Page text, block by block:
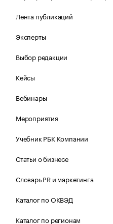
Лента публикаций
Эксперты
Выбор редакции
Кейсы
Вебинары
Мероприятия
Учебник РБК Компании
Статьи о бизнесе
Словарь PR и маркетинга
Каталог по ОКВЭД
Каталог по регионам